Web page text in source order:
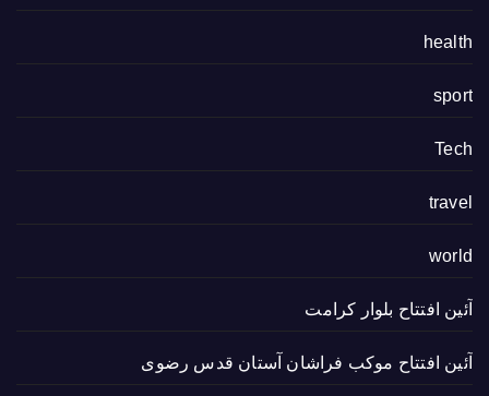
health
sport
Tech
travel
world
آئین افتتاح بلوار کرامت
آئین افتتاح موکب فراشان آستان قدس رضوی